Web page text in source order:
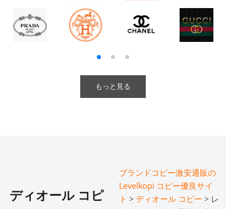
もっと見る
ディオール コピ
ブランドコピー激安通販の
Levelkopi コピー優良サイ
ト > ディオール コピー > レ